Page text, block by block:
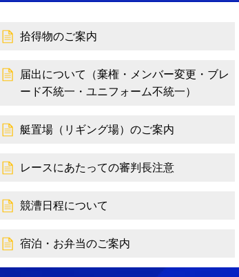
拾得物のご案内
届出について（棄権・メンバー変更・ブレ
ード不統一・ユニフォーム不統一）
艇置場（リギング場）のご案内
レースにあたっての審判長注意
競漕日程について
宿泊・お弁当のご案内